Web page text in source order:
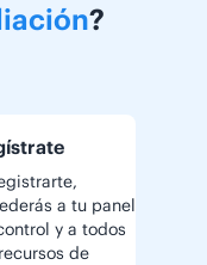
?
a tu panel
y a todos
de